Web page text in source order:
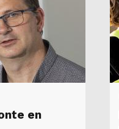
en